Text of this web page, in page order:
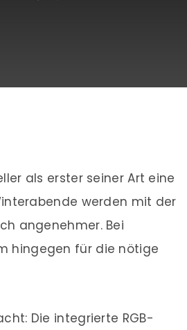
als erster seiner Art eine
werden mit der
angenehmer. Bei
hingegen für die nötige
Die integrierte RGB-